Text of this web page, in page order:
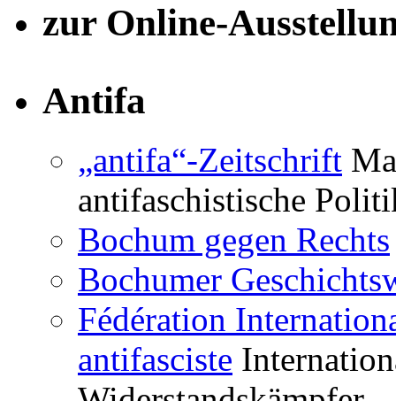
zur Online-
Antifa
„antifa“-Zeitschrift
antifaschistische
Bochum gegen Rechts
Bochumer
Fédération
antifasciste